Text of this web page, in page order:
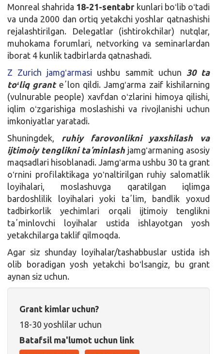
Monreal shahrida 18-21-sentabr kunlari boʻlib oʻtadi
va unda 2000 dan ortiq yetakchi yoshlar qatnashishi
rejalashtirilgan. Delegatlar (ishtirokchilar) nutqlar,
muhokama forumlari, netvorking va seminarlardan
iborat 4 kunlik tadbirlarda qatnashadi.
Z Zurich jamgʻarmasi ushbu sammit uchun 30ta
toʻliq grant eʼlon qildi. Jamgʻarma zaif kishilarning
(vulnurable people) xavfdan oʻzlarini himoya qilishi,
iqlim oʻzgarishiga moslashishi va rivojlanishi uchun
imkoniyatlar yaratadi.
Shuningdek,
ruhiy farovonlikni yaxshilash va
ijtimoiy tenglikni taʼminlash jamgʻarmaning asosiy
maqsadlari hisoblanadi. Jamgʻarma ushbu 30 ta grant
oʻrnini profilaktikaga yoʻnaltirilgan ruhiy salomatlik
loyihalari, moslashuvga qaratilgan iqlimga
bardoshlilik loyihalari yoki taʼlim, bandlik yoxud
tadbirkorlik yechimlari orqali ijtimoiy tenglikni
taʼminlovchi loyihalar ustida ishlayotgan yosh
yetakchilarga taklif qilmoqda.
Agar siz shunday loyihalar/tashabbuslar ustida ish
olib boradigan yosh yetakchi boʻlsangiz, bu grant
aynan siz uchun.
Grant kimlar uchun?
18-30 yoshlilar uchun
Batafsil ma'lumot uchun link